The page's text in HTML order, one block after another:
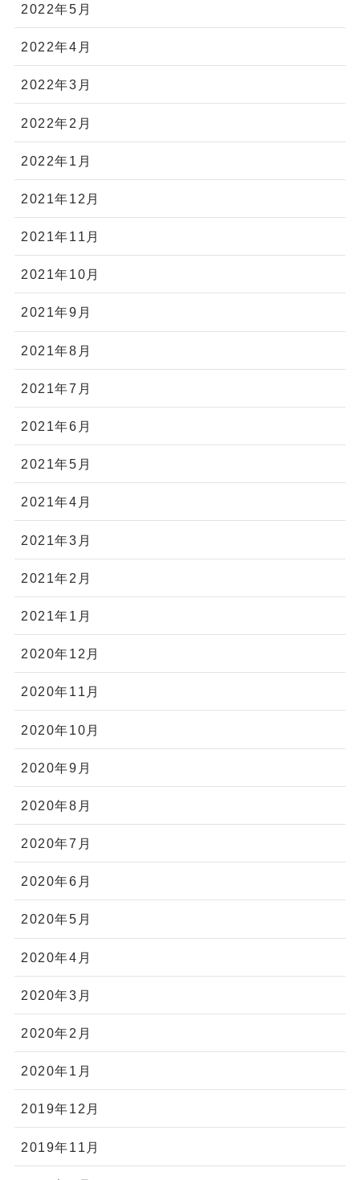
2022年5月
2022年4月
2022年3月
2022年2月
2022年1月
2021年12月
2021年11月
2021年10月
2021年9月
2021年8月
2021年7月
2021年6月
2021年5月
2021年4月
2021年3月
2021年2月
2021年1月
2020年12月
2020年11月
2020年10月
2020年9月
2020年8月
2020年7月
2020年6月
2020年5月
2020年4月
2020年3月
2020年2月
2020年1月
2019年12月
2019年11月